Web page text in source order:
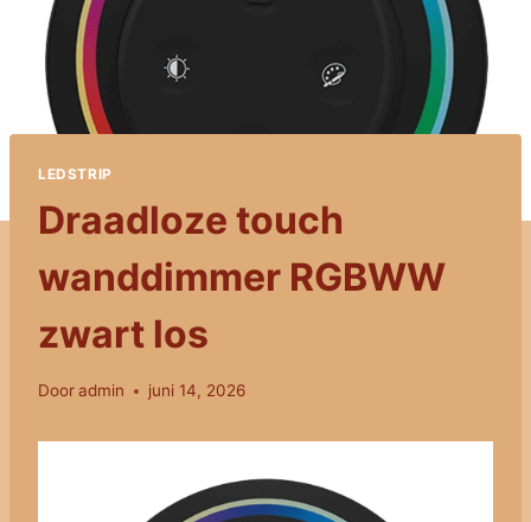
LEDSTRIP
Draadloze touch
wanddimmer RGBWW
zwart los
Dooradmin juni 14, 2026